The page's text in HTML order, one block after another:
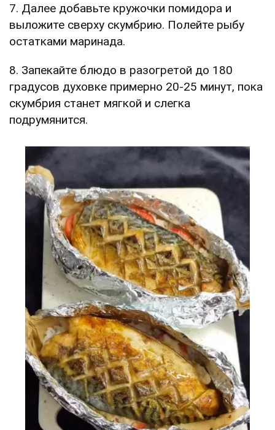
7. Далее добавьте кружочки помидора и
выложите сверху скумбрию. Полейте рыбу
остатками маринада.
8. Запекайте блюдо в разогретой до 180
градусов духовке примерно 20-25 минут, пока
скумбрия станет мягкой и слегка
подрумянится.